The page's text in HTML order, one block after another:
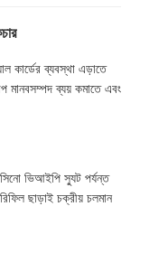
কার্ডের ব্যবস্থা এড়াতে
মানবসম্পদ ব্যয় কমাতে এবং
ভিআইপি স্যুট পর্যন্ত
ছাড়াই চক্রীয় চলমান